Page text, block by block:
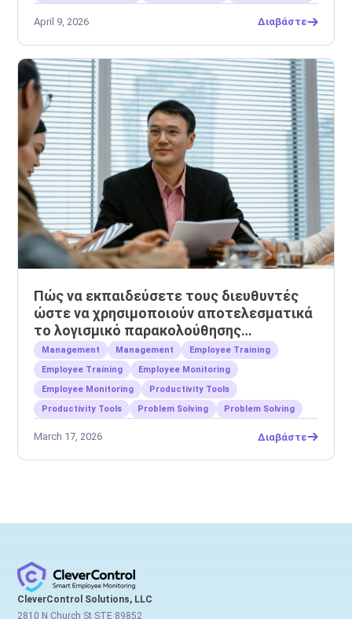
April 9, 2026 Διαβάστε
Πώς να εκπαιδεύσετε τους διευθυντές
ώστε να χρησιμοποιούν αποτελεσματικά
το λογισμικό παρακολούθησης
εργαζομένων
Management Management
Employee Training
Employee Training
Employee Monitoring
Employee Monitoring
Productivity Tools
Productivity Tools
Problem Solving Problem Solving
March 17, 2026 Διαβάστε
CleverControl Solutions, LLC
2810 N Church St STE 89852